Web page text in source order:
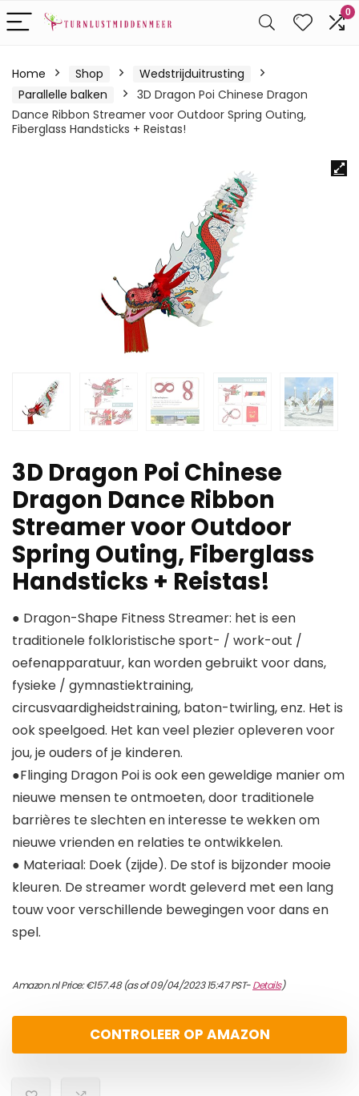
0
Home Shop
Wedstrijduitrusting
Parallelle balken
3D Dragon Poi Chinese Dragon
Dance Ribbon Streamer voor Outdoor Spring Outing,
Fiberglass Handsticks + Reistas!
3D Dragon Poi Chinese
Dragon Dance Ribbon
Streamer voor Outdoor
Spring Outing, Fiberglass
Handsticks + Reistas!
● Dragon-Shape Fitness Streamer: het is een
traditionele folkloristische sport- / work-out /
oefenapparatuur, kan worden gebruikt voor dans,
fysieke / gymnastiektraining,
circusvaardigheidstraining, baton-twirling, enz. Het is
ook speelgoed. Het kan veel plezier opleveren voor
jou, je ouders of je kinderen.
●Flinging Dragon Poi is ook een geweldige manier om
nieuwe mensen te ontmoeten, door traditionele
barrières te slechten en interesse te wekken om
nieuwe vrienden en relaties te ontwikkelen.
● Materiaal: Doek (zijde). De stof is bijzonder mooie
kleuren. De streamer wordt geleverd met een lang
touw voor verschillende bewegingen voor dans en
spel.
Amazon.nl Price:€157.48(as of 09/04/2023 15:47 PST-Details)
CONTROLEER OP AMAZON